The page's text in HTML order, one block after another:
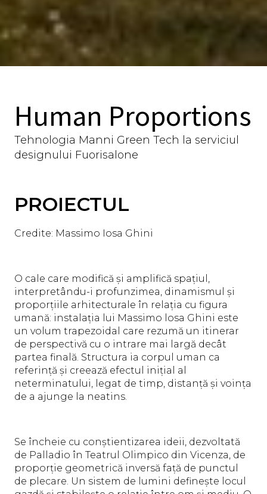
Human Proportions
Tehnologia Manni Green Tech la serviciul
designului Fuorisalone
PROIECTUL
Credite: Massimo Iosa Ghini
O cale care modifică și amplifică spațiul,
interpretându-i profunzimea, dinamismul și
proporțiile arhitecturale în relația cu figura
umană: instalația lui Massimo losa Ghini este
un volum trapezoidal care rezumă un itinerar
de perspectivă cu o intrare mai largă decât
partea finală. Structura ia corpul uman ca
referință și creează efectul inițial al
neterminatului, legat de timp, distanță și voința
de a ajunge la neatins.
Se încheie cu conștientizarea ideii, dezvoltată
de Palladio în Teatrul Olimpico din Vicenza, de
proporție geometrică inversă față de punctul
de plecare. Un sistem de lumini definește locul